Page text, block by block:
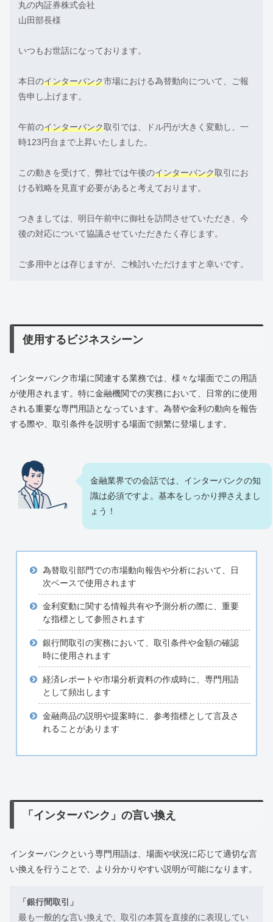
丸の内証券株式会社
山田部長様
いつもお世話になっております。
本日のインターバンク市場における為替動向について、ご報
告申し上げます。
午前のインターバンク取引では、ドル円が大きく変動し、一
時123円台まで上昇いたしました。
この動きを受けて、弊社では午後のインターバンク取引にお
ける戦略を見直す必要があると考えております。
つきましては、明日午前中に御社を訪問させていただき、今
後の対応について協議させていただきたく存じます。
ご多用中とは存じますが、ご検討いただけますと幸いです。
使用するビジネスシーン
インターバンク市場に関連する業務では、様々な場面でこの用語
が使用されます。特に金融機関での実務において、日常的に使用
される重要な専門用語となっています。為替や金利の動向を報告
する際や、取引条件を説明する場面で頻繁に登場します。
金融業界での会話では、インターバンクの知
識は必須ですよ。基本をしっかり押さえまし
ょう！
為替取引部門での市場動向報告や分析において、日
次ベースで使用されます
金利変動に関する情報共有や予測分析の際に、重要
な指標として参照されます
銀行間取引の実務において、取引条件や金額の確認
時に使用されます
経済レポートや市場分析資料の作成時に、専門用語
として頻出します
金融商品の説明や提案時に、参考指標として言及さ
れることがあります
「インターバンク」の言い換え
インターバンクという専門用語は、場面や状況に応じて適切な言
い換えを行うことで、より分かりやすい説明が可能になります。
「銀行間取引」
最も一般的な言い換えで、取引の本質を直接的に表現してい